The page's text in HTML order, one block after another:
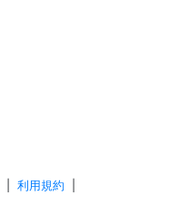
利用規約